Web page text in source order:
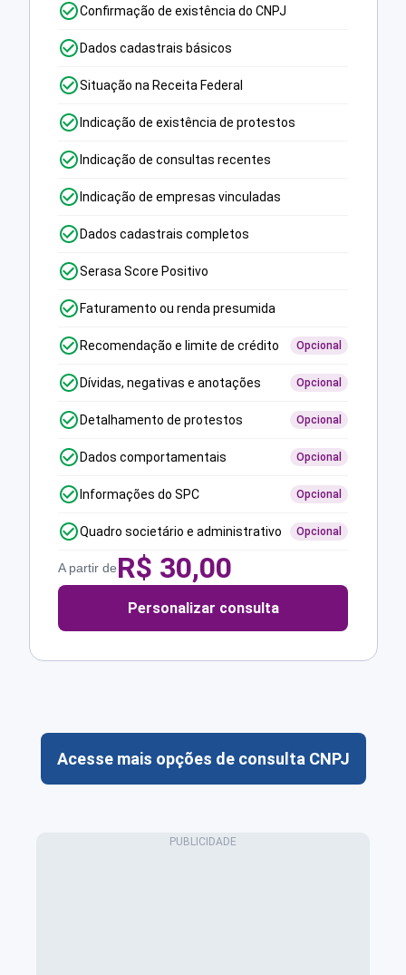
Confirmação de existência do CNPJ
Dados cadastrais básicos
Situação na Receita Federal
Indicação de existência de protestos
Indicação de consultas recentes
Indicação de empresas vinculadas
Dados cadastrais completos
Serasa Score Positivo
Faturamento ou renda presumida
Recomendação e limite de crédito Opcional
Dívidas, negativas e anotações Opcional
Detalhamento de protestos Opcional
Dados comportamentais Opcional
Informações do SPC Opcional
Quadro societário e administrativo Opcional
A partir deR$ 30,00
Personalizar consulta
Acesse mais opções de consulta CNPJ